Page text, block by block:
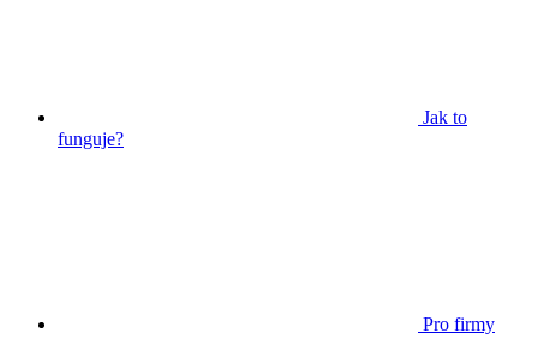
Jak to
funguje?
Pro firmy